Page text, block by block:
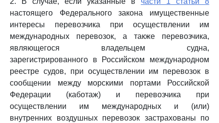
настоящего Федерального закона имущественные
интересы перевозчика при осуществлении им
международных перевозок, а также перевозчика,
являющегося владельцем судна,
зарегистрированного в Российском международном
реестре судов, при осуществлении им перевозок в
сообщении между морскими портами Российской
Федерации (каботаж) и перевозчика при
осуществлении им международных и (или)
внутренних воздушных перевозок застрахованы по